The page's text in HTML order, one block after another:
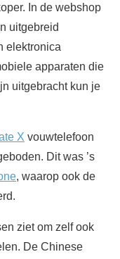
In de webshop
uitgebreid
elektronica
apparaten die
uitgebracht kun je
X vouwtelefoon
Dit was ’s
, waarop ook de
ziet om zelf ook
De Chinese